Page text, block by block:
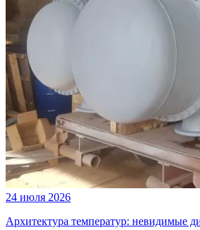
24 июля 2026
Архитектура температур: